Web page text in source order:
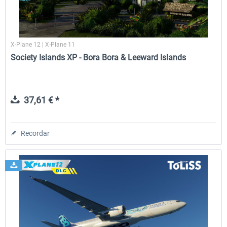
X-Plane 12 | X-Plane 11
Society Islands XP - Bora Bora & Leeward Islands
37,61 € *
Recordar